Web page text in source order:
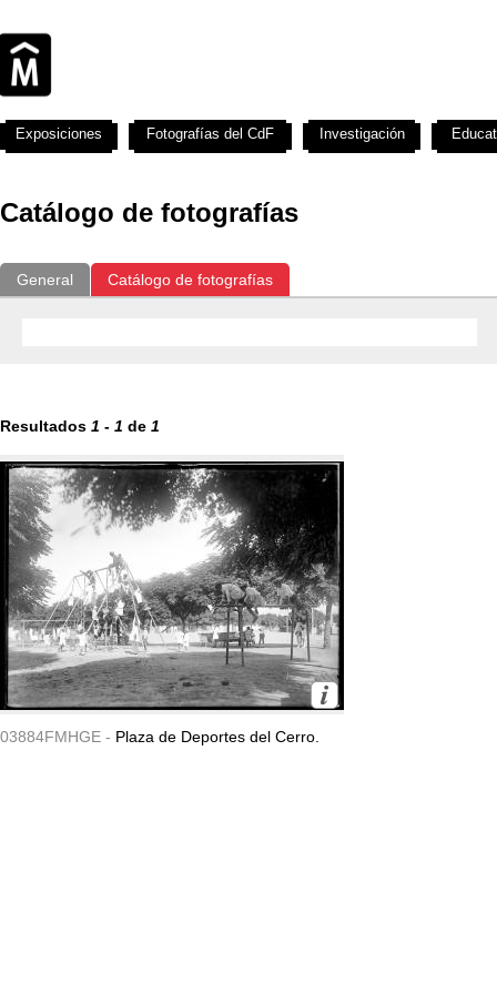
Catálogo de fotografías
General Catálogo de fotografías
Resultados 1 - 1 de 1
03884FMHGE - Plaza de Deportes del Cerro.
Exposiciones Fotografías del CdF Investigación